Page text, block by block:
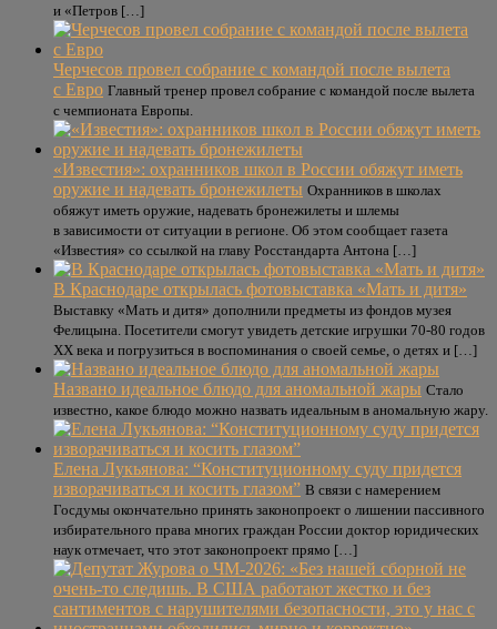
и «Петров […]
Черчесов провел собрание с командой после вылета
с Евро Главный тренер провел собрание с командой после вылета
с чемпионата Европы.
«Известия»: охранников школ в России обяжут иметь
оружие и надевать бронежилеты Охранников в школах
обяжут иметь оружие, надевать бронежилеты и шлемы
в зависимости от ситуации в регионе. Об этом сообщает газета
«Известия» со ссылкой на главу Росстандарта Антона […]
В Краснодаре открылась фотовыставка «Мать и дитя»
Выставку «Мать и дитя» дополнили предметы из фондов музея
Фелицына. Посетители смогут увидеть детские игрушки 70-80 годов
XX века и погрузиться в воспоминания о своей семье, о детях и […]
Названо идеальное блюдо для аномальной жары Стало
известно, какое блюдо можно назвать идеальным в аномальную жару.
Елена Лукьянова: “Конституционному суду придется
изворачиваться и косить глазом” В связи с намерением
Госдумы окончательно принять законопроект о лишении пассивного
избирательного права многих граждан России доктор юридических
наук отмечает, что этот законопроект прямо […]